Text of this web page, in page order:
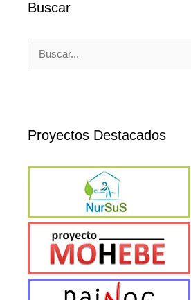
Buscar
Proyectos Destacados